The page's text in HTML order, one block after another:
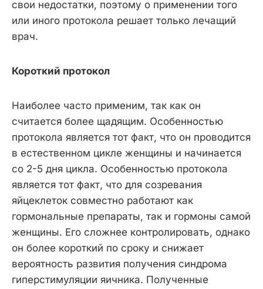
свои недостатки, поэтому о применении того
или иного протокола решает только лечащий
врач.
Короткий протокол
Наиболее часто применим, так как он
считается более щадящим. Особенностью
протокола является тот факт, что он проводится
в естественном цикле женщины и начинается
со 2-5 дня цикла. Особенностью протокола
является тот факт, что для созревания
яйцеклеток совместно работают как
гормональные препараты, так и гормоны самой
женщины. Его сложнее контролировать, однако
он более короткий по сроку и снижает
вероятность развития получения синдрома
гиперстимуляции яичника. Полученные